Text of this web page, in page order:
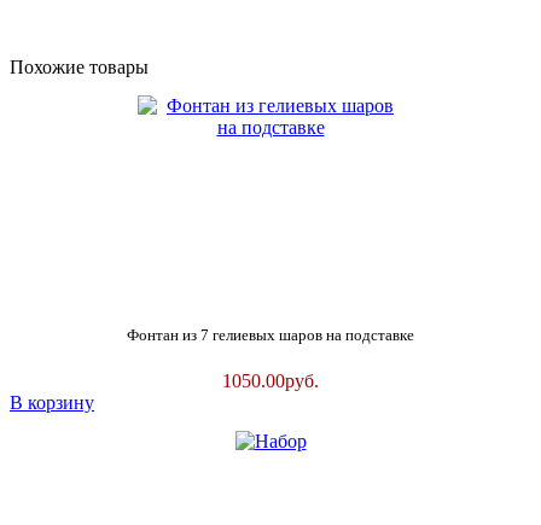
Похожие товары
Фонтан из 7 гелиевых шаров на подставке
1050.00руб.
В корзину